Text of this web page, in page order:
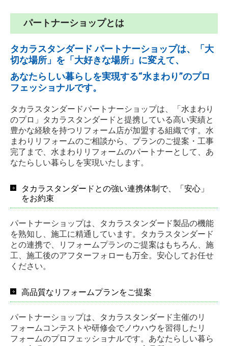
新卒採用
中途採用
プライバシーポリシー
パートナーショップとは
タカラスタンダード パートナーショップは、「大
切な場所」を「大好きな場所」に変えて、
あなたらしい暮らしを実現する“水まわり”のプロ
フェッショナルです。
タカラスタンダードパートナーショップは、「水まわり
のプロ」タカラスタンダードと提携している高い実績と
豊かな経験を持つリフォーム店が加盟する組織です。 水
まわりリフォームのご相談から、プランのご提案・工事
完了まで、 水まわりリフォームのパートナーとして、あ
なたらしい暮らしを実現いたします。
タカラスタンダードとの強い連携体制で、「安心」
をお約束
パートナーショップは、タカラスタンダード製品の機能
を熟知し、施工に精通しています。タカラスタンダード
との連携で、リフォームプランのご提案はもちろん、施
工、施工後のアフターフォローも万全。安心してお任せ
ください。
高品質なリフォームプランをご提案
パートナーショップは、タカラスタンダード主催のリ
フォームコンテストや研修会でノウハウを習得したリ
フォームのプロフェッショナルです。 あなたらしい暮ら